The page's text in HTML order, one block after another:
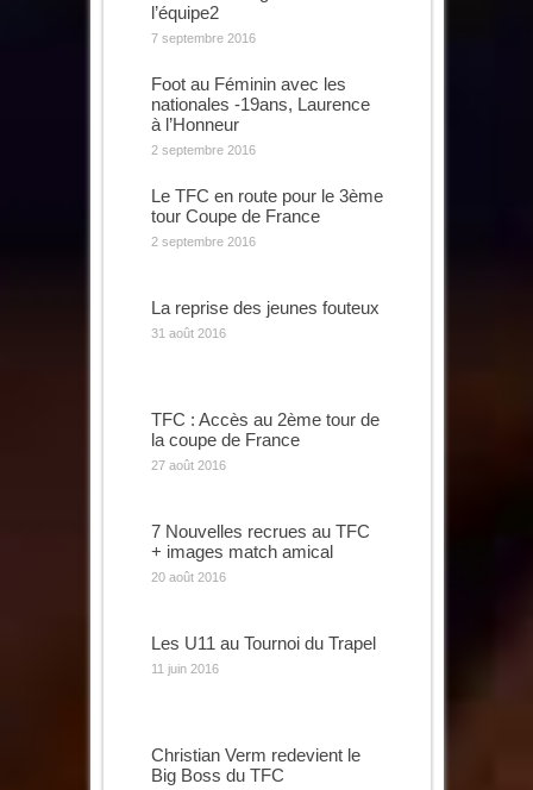
l’équipe2
7 septembre 2016
Foot au Féminin avec les
nationales -19ans, Laurence
à l’Honneur
2 septembre 2016
Le TFC en route pour le 3ème
tour Coupe de France
2 septembre 2016
La reprise des jeunes fouteux
31 août 2016
TFC : Accès au 2ème tour de
la coupe de France
27 août 2016
7 Nouvelles recrues au TFC
+ images match amical
20 août 2016
Les U11 au Tournoi du Trapel
11 juin 2016
Christian Verm redevient le
Big Boss du TFC